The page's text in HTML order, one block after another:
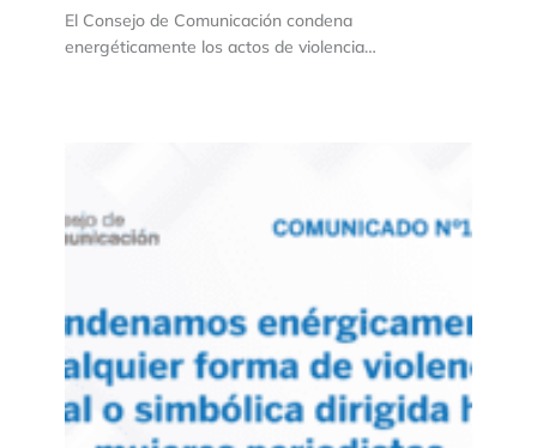
El Consejo de Comunicación condena
energéticamente los actos de violencia…